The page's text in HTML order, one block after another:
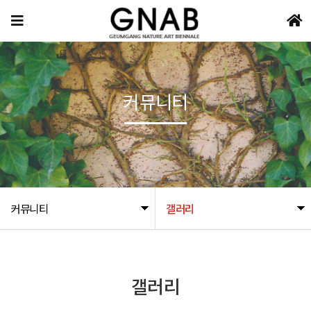
커뮤니티 갤러리
커뮤니티
갤러리